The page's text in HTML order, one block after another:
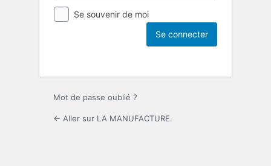
Se souvenir de moi
Mot de passe oublié ?
← Aller sur LA MANUFACTURE.